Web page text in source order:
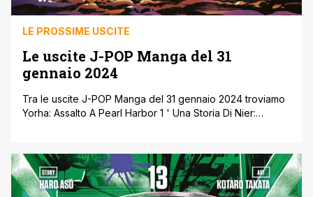
LE PROSSIME USCITE
Le uscite J-POP Manga del 31
gennaio 2024
Tra le uscite J-POP Manga del 31 gennaio 2024 troviamo
Yorha: Assalto A Pearl Harbor 1 ' Una Storia Di Nier:
missioni di salvataggio di Sanpo sulle montagne più belle
del Giappone in Gaku 4. Esce il volume [']